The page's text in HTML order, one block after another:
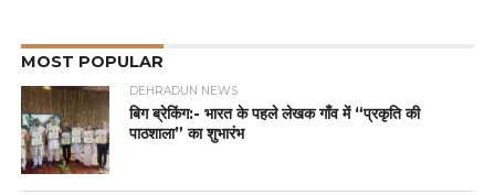
MOST POPULAR
DEHRADUN NEWS
बिग ब्रेकिंग:- भारत के पहले लेखक गाँव में “प्रकृति की
पाठशाला” का शुभारंभ